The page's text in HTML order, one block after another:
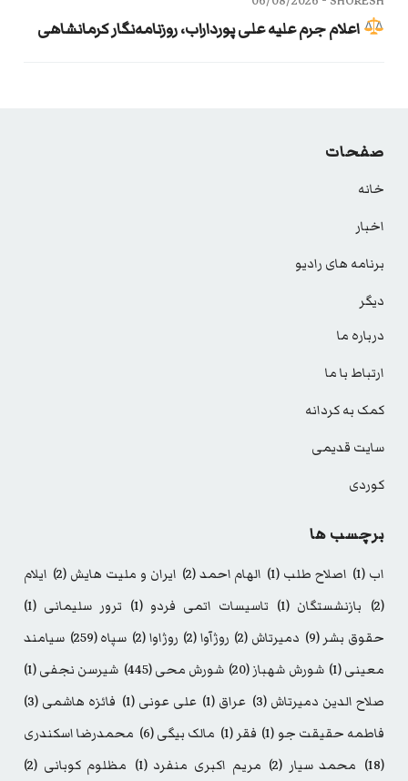
اعلام جرم علیه علی پورداراب، روزنامه‌نگار کرمانشاهی
صفحات
خانه
اخبار
برنامه های رادیو
دیگر
درباره ما
ارتباط با ما
کمک به کردانه
سایت قدیمی
کوردی
برچسب ها
اب (1) اصلاح طلب (1) الهام احمد(2) ایران و ملیت هایش (2)
ایلام
(2)
بازنشستگان (1) تاسیسات اتمی فردو (1) ترور سلیمانی (1)
حقوق بشر (9) دمیرتاش (2) روژآوا(2) روژاوا(2) سپاه(259)
سیامند
معینی(1) شورش شهباز(20) شورش محی(445) شیرسن نجفی(1)
صلاح الدین دمیرتاش (3) عراق (1) علی عونی (1) فائزه هاشمی (3)
فاطمه حقیقت جو (1) فقر (1) مالک بیگی(6)
محمدرضا اسکندری
(18)
محمد سیار (2) مریم اکبری منفرد (1) مظلوم کوبانی (2)